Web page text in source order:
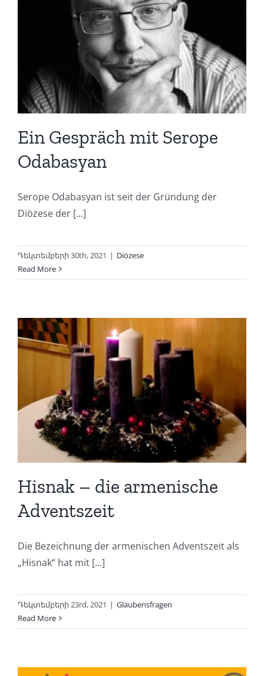
Ein Gespräch mit Serope
Odabasyan
Serope Odabasyan ist seit der Gründung der
Diözese der [...]
Դեկտեմբերի 30th, 2021 | Diözese
Read More
Hisnak – die armenische
Adventszeit
Die Bezeichnung der armenischen Adventszeit als
„Hisnak“ hat mit [...]
Դեկտեմբերի 23rd, 2021 | Glaubensfragen
Read More